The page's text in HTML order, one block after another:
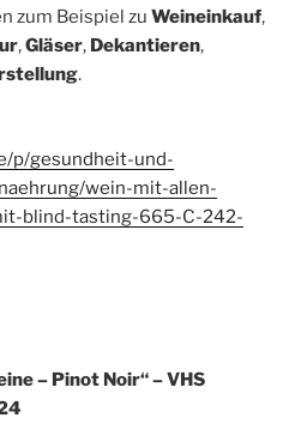
zum Beispiel zu Weineinkauf,
,Gläser, Dekantieren,
.
p/gesundheit-und-
wein-mit-allen-
blind-tasting-665-C-242-
– Pinot Noir“ – VHS